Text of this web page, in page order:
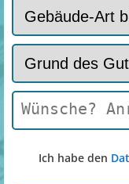
Ich habe den